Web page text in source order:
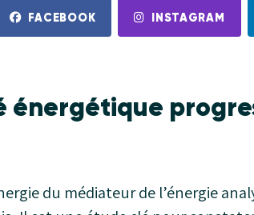
FACEBOOK INSTAGRAM
énergétique
du médiateur de l’énergie